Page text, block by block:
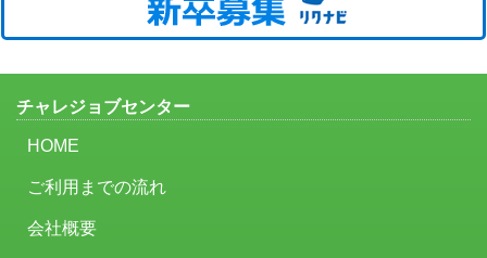
チャレジョブセンター
HOME
ご利用までの流れ
会社概要